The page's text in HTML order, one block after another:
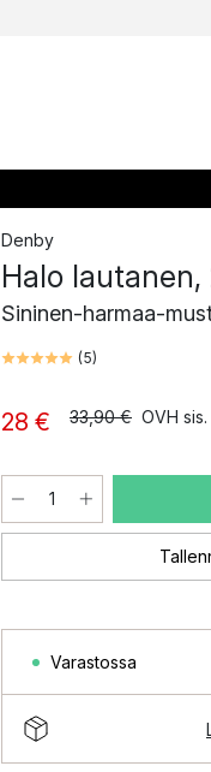
Denby
Halo lautanen,
Sininen-harmaa-
(5)
28 € 33,90 € OVH sis.
Varastossa